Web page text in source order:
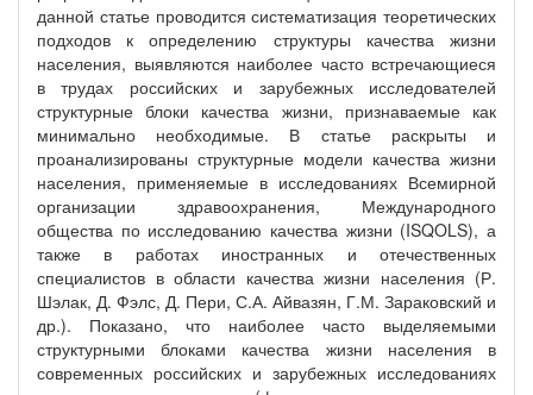
данной статье проводится систематизация теоретических
подходов к определению структуры качества жизни
населения, выявляются наиболее часто встречающиеся
в трудах российских и зарубежных исследователей
структурные блоки качества жизни, признаваемые как
минимально необходимые. В статье раскрыты и
проанализированы структурные модели качества жизни
населения, применяемые в исследованиях Всемирной
организации здравоохранения, Международного
общества по исследованию качества жизни (ISQOLS), а
также в работах иностранных и отечественных
специалистов в области качества жизни населения (Р.
Шэлак, Д. Фэлс, Д. Пери, С.А. Айвазян, Г.М. Зараковский и
др.). Показано, что наиболее часто выделяемыми
структурными блоками качества жизни населения в
современных российских и зарубежных исследованиях